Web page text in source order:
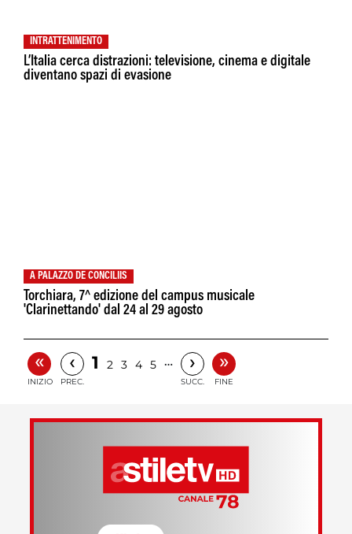
INTRATTENIMENTO
L’Italia cerca distrazioni: televisione, cinema e digitale
diventano spazi di evasione
A PALAZZO DE CONCILIIS
Torchiara, 7^ edizione del campus musicale
'Clarinettando' dal 24 al 29 agosto
«
INIZIO
‹
PREC.
1 2 3 4 5 … ›
SUCC.
»
FINE